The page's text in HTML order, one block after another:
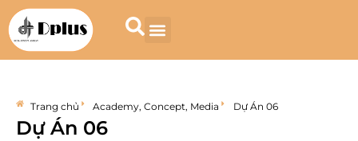
Trang chủ Academy, Concept, Media Dự Án 06
Dự Án 06